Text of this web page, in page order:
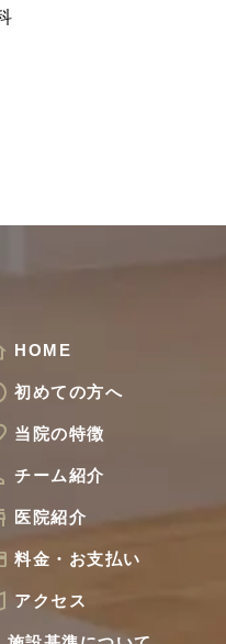
HOME
初めての方へ
当院の特徴
チーム紹介
医院紹介
料金・お支払い
アクセス